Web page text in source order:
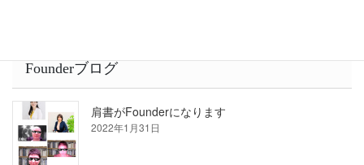
Founderブログ
肩書がFounderになります
2022年1月31日